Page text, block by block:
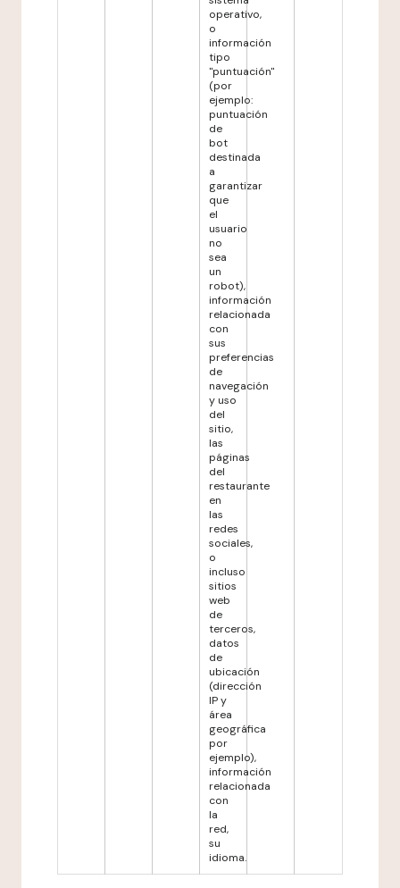
operativo,
o
información
tipo
"puntuación"
(por
ejemplo:
puntuación
de
bot
destinada
a
garantizar
que
el
usuario
no
sea
un
robot),
información
relacionada
con
sus
preferencias
de
navegación
y uso
del
sitio,
las
páginas
del
restaurante
en
las
redes
sociales,
o
incluso
sitios
web
de
terceros,
datos
de
ubicación
(dirección
IP y
área
geográfica
por
ejemplo),
información
relacionada
con
la
red,
su
idioma.